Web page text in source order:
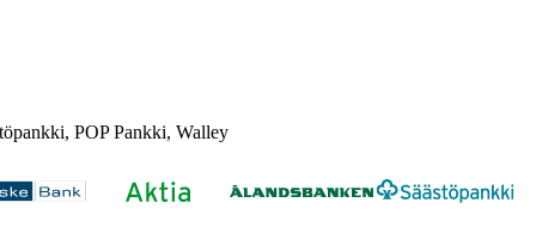
POP Pankki, Walley